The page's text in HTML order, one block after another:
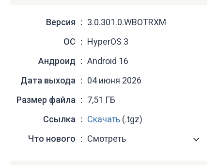
Версия
3.0.301.0.WBOTRXM
ОС
HyperOS 3
Андроид
Android 16
Дата выхода
04 июня 2026
Размер файла
7,51 ГБ
Ссылка
Скачать (.tgz)
Что нового
Смотреть